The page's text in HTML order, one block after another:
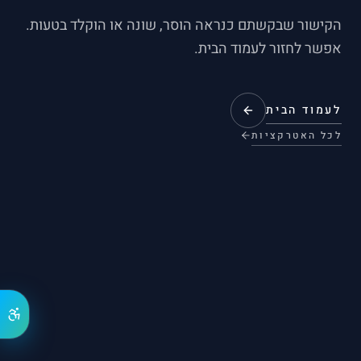
הקישור שבקשתם כנראה הוסר, שונה או הוקלד בטעות.
אפשר לחזור לעמוד הבית.
לעמוד הבית
לכל האטרקציות